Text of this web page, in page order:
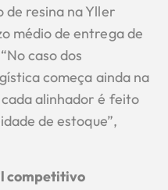
de resina na Yller
médio de entrega de
caso dos
começa ainda na
alinhador é feito
de estoque”,
competitivo